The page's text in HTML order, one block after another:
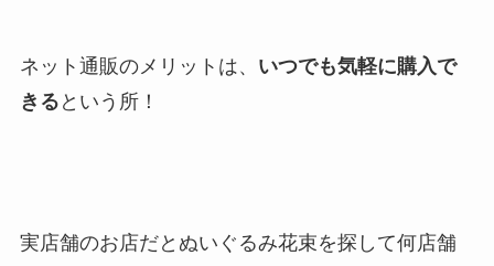
ネット通販のメリットは、 いつでも気軽に購入で
きる という所！
実店舗のお店だとぬいぐるみ花束を探して何店舗